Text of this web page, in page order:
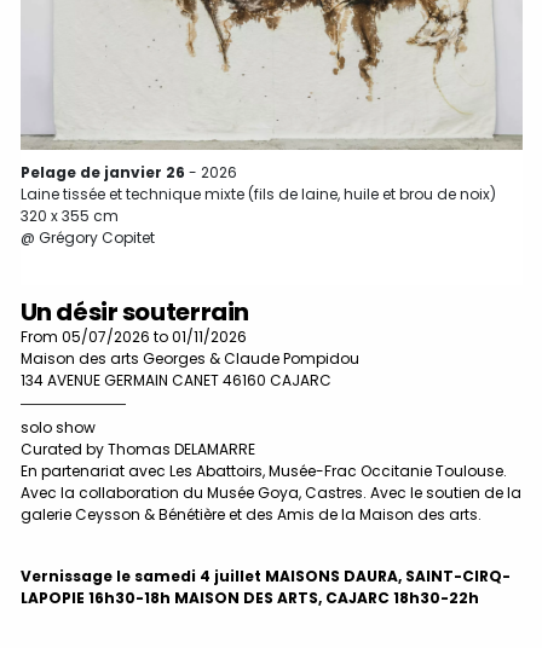
Pelage de janvier 26 - 2026
Laine tissée et technique mixte (fils de laine, huile et brou de noix)
320 x 355 cm
@ Grégory Copitet
Un désir souterrain
From 05/07/2026 to 01/11/2026
Maison des arts Georges & Claude Pompidou
134 AVENUE GERMAIN CANET 46160 CAJARC
solo show
Curated by Thomas DELAMARRE
En partenariat avec Les Abattoirs, Musée-Frac Occitanie Toulouse.
Avec la collaboration du Musée Goya, Castres. Avec le soutien de la
galerie Ceysson & Bénétière et des Amis de la Maison des arts.
Vernissage le samedi 4 juillet MAISONS DAURA, SAINT-CIRQ-
LAPOPIE 16h30-18h MAISON DES ARTS, CAJARC 18h30-22h